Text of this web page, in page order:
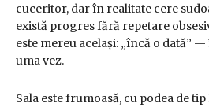
cuceritor, dar în realitate cere
există progres fără repetare
este mereu același: „încă o dată”
uma vez.
Sala este frumoasă, cu podea de